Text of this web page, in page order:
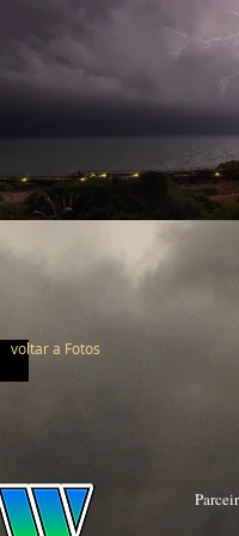
voltar a Fotos